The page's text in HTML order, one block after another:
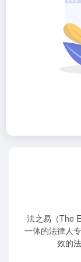
法之易（The
一体的法律人
效的